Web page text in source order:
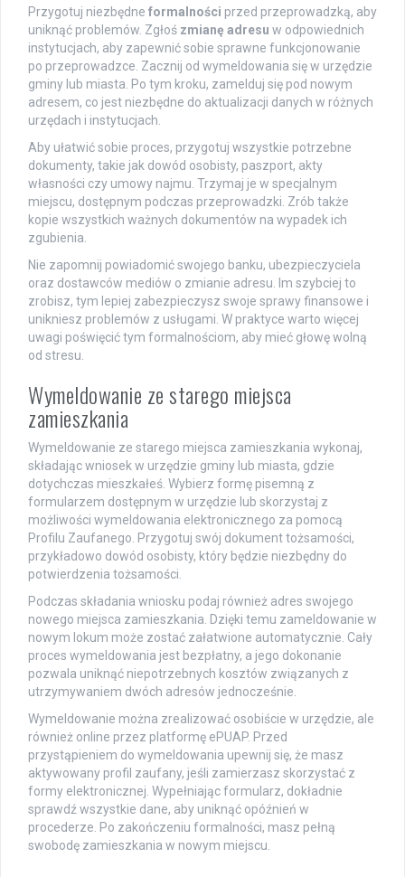
Przygotuj niezbędne formalności przed przeprowadzką, aby
uniknąć problemów. Zgłoś zmianę adresu w odpowiednich
instytucjach, aby zapewnić sobie sprawne funkcjonowanie
po przeprowadzce. Zacznij od wymeldowania się w urzędzie
gminy lub miasta. Po tym kroku, zamelduj się pod nowym
adresem, co jest niezbędne do aktualizacji danych w różnych
urzędach i instytucjach.
Aby ułatwić sobie proces, przygotuj wszystkie potrzebne
dokumenty, takie jak dowód osobisty, paszport, akty
własności czy umowy najmu. Trzymaj je w specjalnym
miejscu, dostępnym podczas przeprowadzki. Zrób także
kopie wszystkich ważnych dokumentów na wypadek ich
zgubienia.
Nie zapomnij powiadomić swojego banku, ubezpieczyciela
oraz dostawców mediów o zmianie adresu. Im szybciej to
zrobisz, tym lepiej zabezpieczysz swoje sprawy finansowe i
unikniesz problemów z usługami. W praktyce warto więcej
uwagi poświęcić tym formalnościom, aby mieć głowę wolną
od stresu.
Wymeldowanie ze starego miejsca
zamieszkania
Wymeldowanie ze starego miejsca zamieszkania wykonaj,
składając wniosek w urzędzie gminy lub miasta, gdzie
dotychczas mieszkałeś. Wybierz formę pisemną z
formularzem dostępnym w urzędzie lub skorzystaj z
możliwości wymeldowania elektronicznego za pomocą
Profilu Zaufanego. Przygotuj swój dokument tożsamości,
przykładowo dowód osobisty, który będzie niezbędny do
potwierdzenia tożsamości.
Podczas składania wniosku podaj również adres swojego
nowego miejsca zamieszkania. Dzięki temu zameldowanie w
nowym lokum może zostać załatwione automatycznie. Cały
proces wymeldowania jest bezpłatny, a jego dokonanie
pozwala uniknąć niepotrzebnych kosztów związanych z
utrzymywaniem dwóch adresów jednocześnie.
Wymeldowanie można zrealizować osobiście w urzędzie, ale
również online przez platformę ePUAP. Przed
przystąpieniem do wymeldowania upewnij się, że masz
aktywowany profil zaufany, jeśli zamierzasz skorzystać z
formy elektronicznej. Wypełniając formularz, dokładnie
sprawdź wszystkie dane, aby uniknąć opóźnień w
procederze. Po zakończeniu formalności, masz pełną
swobodę zamieszkania w nowym miejscu.